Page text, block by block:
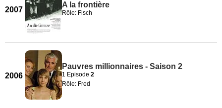
2007
A la frontière
Rôle: Fisch
2006
Pauvres millionnaires - Saison 2
1 Episode 2
Rôle: Fred